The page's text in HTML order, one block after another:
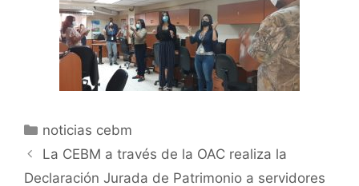
noticias cebm
La CEBM a través de la OAC realiza la
Declaración Jurada de Patrimonio a servidores